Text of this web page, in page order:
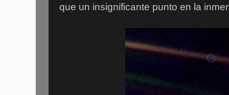
que un insignificante punto en la